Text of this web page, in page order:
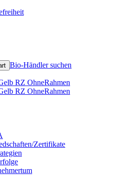
Bio-Händler suchen
Zertifikate